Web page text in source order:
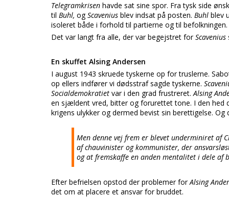
Telegramkrisen havde sat sine spor. Fra tysk side
til Buhl, ogScavenius blev indsat på posten. Buhl blev
isoleret både i forhold til partierne og til
Det var langt fra alle, der var begejstret forScavenius
En skuffet Alsing Andersen
I august 1943 skruede tyskerne op for truslerne.
op ellers indfører vi dødsstraf sagde tyskerne.
Socialdemokratiet var i den grad frustreret.Alsing
en sjældent vred, bitter og forurettet tone. I den hed
krigens ulykker og dermed bevist sin berettigelse.
Men denne vej frem er blevet underminiret af
af chauvinister og kommunister, der
og at fremskaffe en anden mentalitet i dele af
Efter befrielsen opstod der problemer forAlsing
det om at placere et ansvar for bruddet.